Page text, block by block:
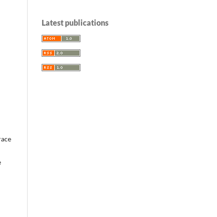
Latest publications